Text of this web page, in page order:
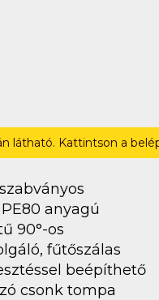
látható. Kattintson a
szabványos
anyagú
90°-os
fűtőszálas
beépíthető
csonk tompa